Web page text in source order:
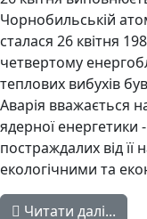
Чорнобильській
сталася 26 квітня
четвертому
теплових вибухів
Аварія вважається
ядерної енергетики
постраждалих від її
екологічними та
Читати далі...